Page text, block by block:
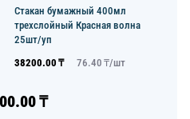
Стакан бумажный 400мл
трехслойный Красная волна
25шт/уп
38200.00 ₸ 76.40 ₸/шт
₸